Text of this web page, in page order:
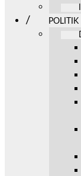
POLITIK